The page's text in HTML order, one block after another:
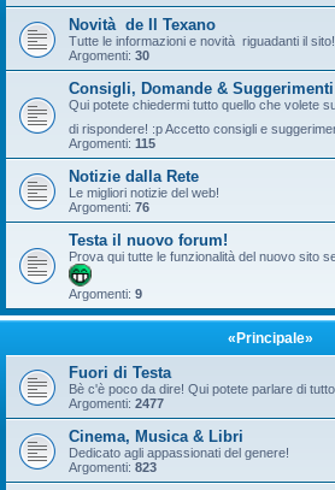
Novità de Il Texano
Tutte le informazioni e novità riguadanti il sito!
Argomenti: 30
Consigli, Domande & Suggerimenti
Qui potete chiedermi tutto quello che volete
di rispondere! :p Accetto consigli e
Argomenti: 115
Notizie dalla Rete
Le migliori notizie del web!
Argomenti: 76
Testa il nuovo forum!
Prova qui tutte le funzionalità del nuovo sito
Argomenti: 9
«Principale»
Fuori di Testa
Bè c'è poco da dire! Qui potete parlare di
Argomenti: 2477
Cinema, Musica & Libri
Dedicato agli appassionati del genere!
Argomenti: 823